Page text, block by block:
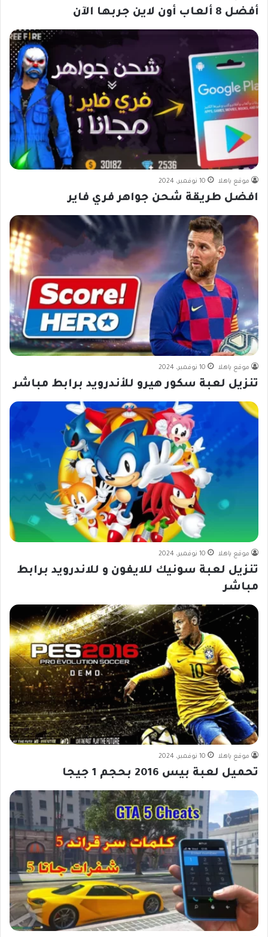
أفضل 8 ألعاب أون لاين جربها الآن
موقع ياهلا 10 نوفمبر، 2024
افضل طريقة شحن جواهر فري فاير
موقع ياهلا 10 نوفمبر، 2024
تنزيل لعبة سكور هيرو للأندرويد برابط مباشر
موقع ياهلا 10 نوفمبر، 2024
تنزيل لعبة سونيك للايفون و للاندرويد برابط
مباشر
موقع ياهلا 10 نوفمبر، 2024
تحميل لعبة بيس 2016 بحجم 1 جيجا